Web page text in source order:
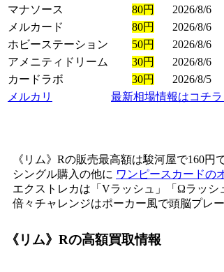
マナソース
80円
2026/8/6
メルカード
80円
2026/8/6
ホビーステーション
50円
2026/8/6
アメニティドリーム
30円
2026/8/6
カードラボ
30円
2026/8/5
メルカリ
最新相場情報はコチラ
《リム》Rの販売最高額は駿河屋で160円
シングル購入の他に ワンピースカードの
エクストレカは「Vラッシュ」「Ωラッシ
倍々チャレンジはポーカー風で頭脳プレ
《リム》Rの高額買取情報